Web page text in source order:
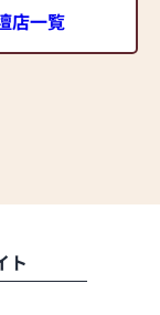
店一覧
ト